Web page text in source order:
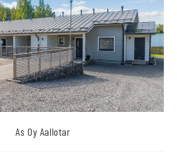
As Oy Aallotar